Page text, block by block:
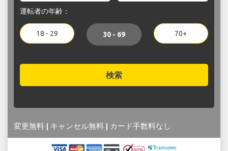
運転者の年齢：
18 - 29 30 - 69 70+
検索
変更無料 | キャンセル無料 | カード手数料なし